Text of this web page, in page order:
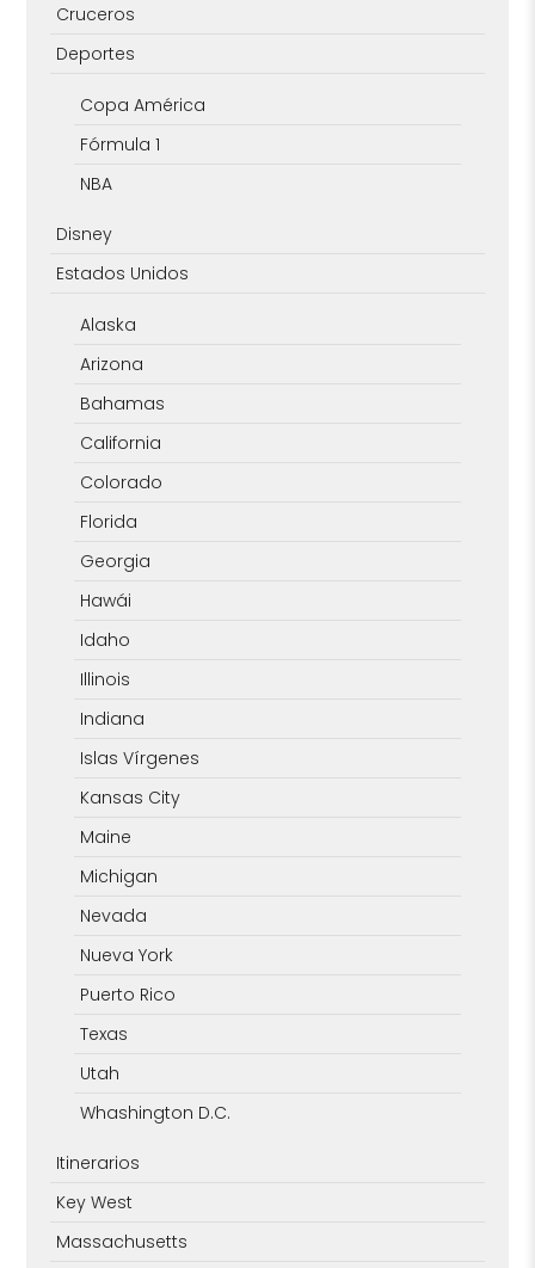
Cruceros
Deportes
Copa América
Fórmula 1
NBA
Disney
Estados Unidos
Alaska
Arizona
Bahamas
California
Colorado
Florida
Georgia
Hawái
Idaho
Illinois
Indiana
Islas Vírgenes
Kansas City
Maine
Michigan
Nevada
Nueva York
Puerto Rico
Texas
Utah
Whashington D.C.
Itinerarios
Key West
Massachusetts